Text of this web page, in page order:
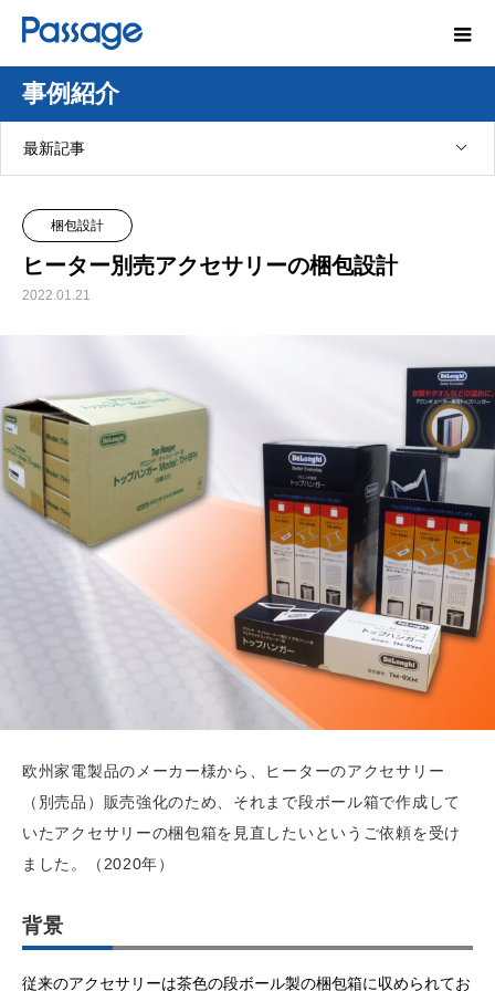
事例紹介
最新記事
梱包設計
ヒーター別売アクセサリーの梱包設計
2022.01.21
欧州家電製品のメーカー様から、ヒーターのアクセサリー
（別売品）販売強化のため、それまで段ボール箱で作成して
いたアクセサリーの梱包箱を見直したいというご依頼を受け
ました。（2020年）
背景
従来のアクセサリーは茶色の段ボール製の梱包箱に収められてお